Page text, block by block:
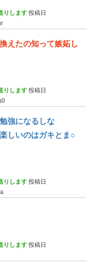
りします 投稿日
えたの知って嫉妬し
りします 投稿日
強になるしな
しいのはガキとま○
りします 投稿日
りします 投稿日